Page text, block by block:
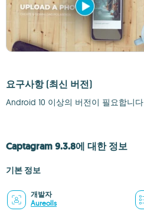
요구사항 (최신 버전)
Android 10 이상의 버전이 필요합니다
Captagram 9.3.8에 대한 정보
기본 정보
개발자
Aureolls